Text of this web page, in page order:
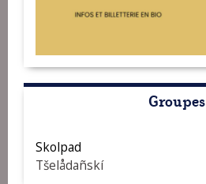
Groupes
Skolpad
Tšelådañskí